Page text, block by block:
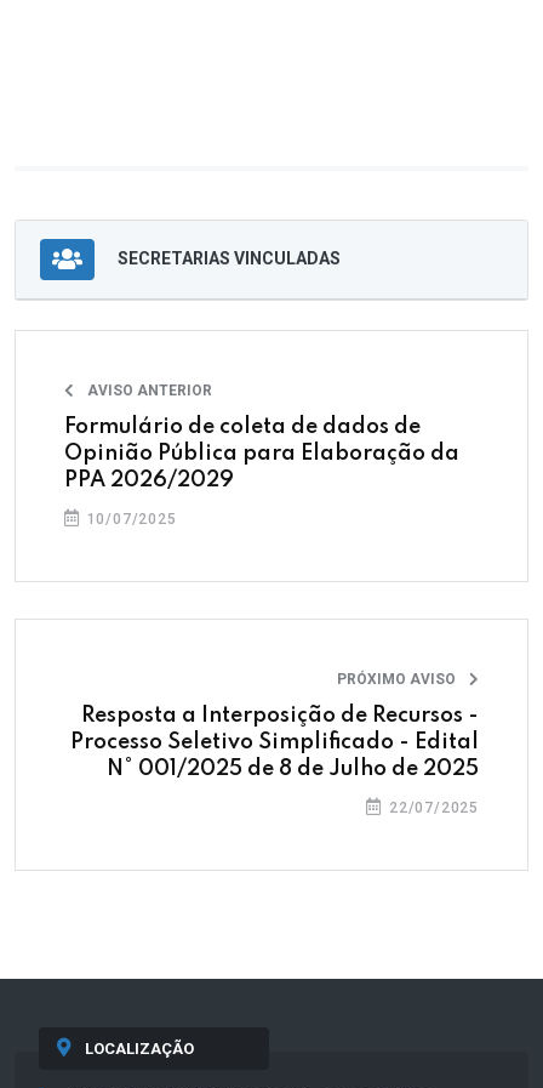
SECRETARIAS VINCULADAS
AVISO ANTERIOR
Formulário de coleta de dados de
Opinião Pública para Elaboração da
PPA 2026/2029
10/07/2025
PRÓXIMO AVISO
Resposta a Interposição de Recursos -
Processo Seletivo Simplificado - Edital
N° 001/2025 de 8 de Julho de 2025
22/07/2025
LOCALIZAÇÃO